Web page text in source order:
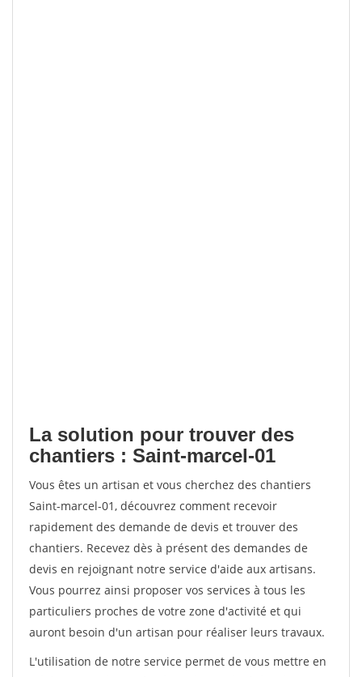
La solution pour trouver des
chantiers : Saint-marcel-01
Vous êtes un artisan et vous cherchez des chantiers
Saint-marcel-01, découvrez comment recevoir
rapidement des demande de devis et trouver des
chantiers. Recevez dès à présent des demandes de
devis en rejoignant notre service d'aide aux artisans.
Vous pourrez ainsi proposer vos services à tous les
particuliers proches de votre zone d'activité et qui
auront besoin d'un artisan pour réaliser leurs travaux.
L'utilisation de notre service permet de vous mettre en